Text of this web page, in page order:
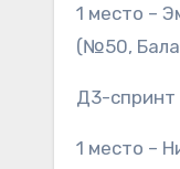
1 место –
(№50,
Д3-спринт
1 место –